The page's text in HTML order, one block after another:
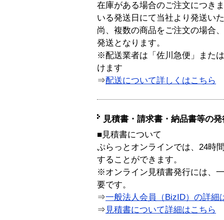
在庫がある場合のご注文につき
いる発送日にて当社より発送い
尚、複数の商品をご注文の場合
発送となります。
※配送業者は「佐川急便」また
けます
⇒配送について詳しくはこちら
見積書・請求書・納品書等の
■見積書について
ぷらっとオンラインでは、24時
することができます。
※オンライン見積書発行には、
要です。
⇒一般法人会員（BizID）の詳細
⇒ 見積書について詳細はこちら